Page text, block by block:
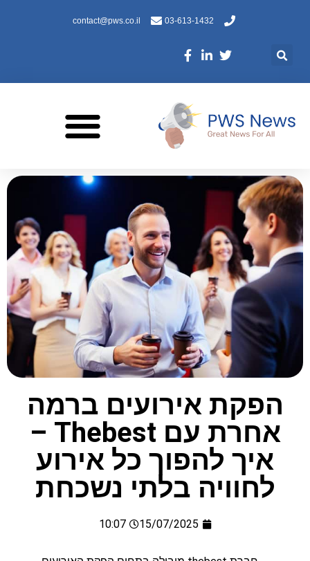
03-613-1432
contact@pws.co.il
הפקת אירועים ברמה
אחרת עם Thebest –
איך להפוך כל אירוע
לחוויה בלתי נשכחת
15/07/2025
10:07